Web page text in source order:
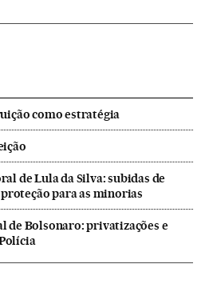
como estratégia
de Lula da Silva: subidas de
para as minorias
de Bolsonaro: privatizações e